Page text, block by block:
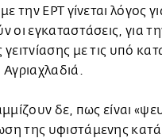
την ΕΡΤ γίνεται λόγος
οι εγκαταστάσεις, για
με τις υπό
δε, πως είναι
της υφιστάμενης